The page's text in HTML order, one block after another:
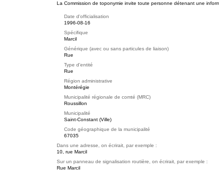
La Commission de toponymie invite toute personne détenant une
Date d'officialisation
1996-08-16
Spécifique
Marcil
Générique (avec ou sans particules de liaison)
Rue
Type d'entité
Rue
Région administrative
Montérégie
Municipalité régionale de comté (MRC)
Roussillon
Municipalité
Saint-Constant (Ville)
Code géographique de la municipalité
67035
Dans une adresse, on écrirait, par exemple :
10, rue Marcil
Sur un panneau de signalisation routière, on écrirait, par exemple :
Rue Marcil